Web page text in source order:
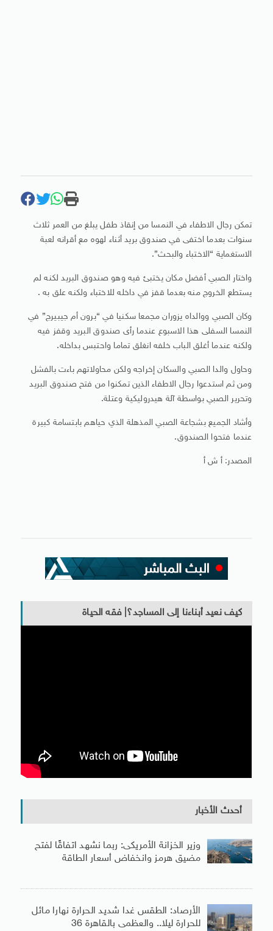
تمكن رجال الاطفاء في النمسا من إنقاذ طفل يبلغ من العمر ثلاث
سنوات بعدما اختفى في صندوق بريد أثناء لهوه مع أقرانه لعبة
الاستغماية “الاختباء والبحث”.
واختار الصبي أفضل مكان يختبئ فيه وهو صندوق البريد لكنه لم
يستطع الخروج منه بعدما قفز في داخله للاختباء ولكنه علق به .
وكان الصبي ووالداه يزوران مجمعا سكنيا في “برون أم جيبيرج” في
النمسا السفلى هذا الاسبوع عندما رأى صندوق البريد وقفز فيه
ولكنه عندما أغلق الباب خلفه انغلق تماما واحتبس بداخله.
وحاول والدا الصبي والسكان إخراجه ولكن محاولاتهم باءت بالفشل
ومن ثم استدعوا رجال الاطفاء الذين تمكنوا من فتح صندوق البريد
وتحرير الصبي بواسطة آلة هيدروليكية وعتلة.
وأشاد الجميع بشجاعة الصبي المذهلة الذي حياهم بابتسامة كبيرة
عندما فتحوا الصندوق.
المصدر: أ ش أ
كيف نعيد أبناءنا إلى المساجد؟| فقه الحياة
أحدث الأخبار
وزير الخزانة الأمريكى: ربما نشهد اتفاقًا لفتح
مضيق هرمز وانخفاض أسعار الطاقة
الأرصاد: الطقس غدا شديد الحرارة نهارا مائل
للحرارة ليلا.. والعظمى بالقاهرة 36